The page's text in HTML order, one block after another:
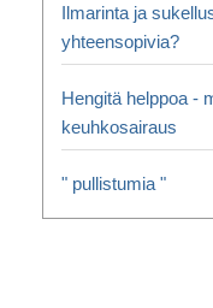
Ilmarinta ja
yhteensopivia?
Hengitä helppoa -
keuhkosairaus
" pullistumia "